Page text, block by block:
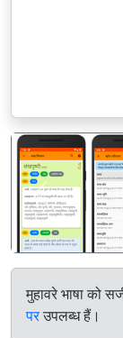
पिछला
मुहावरे भाषा को
परउपलब्ध हैं।